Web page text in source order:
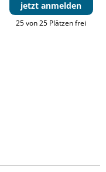
jetzt anmelden
25 von 25 Plätzen frei